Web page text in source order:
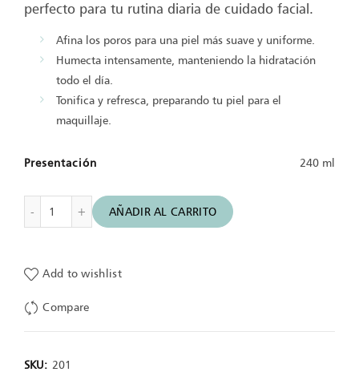
perfecto para tu rutina diaria de cuidado facial.
Afina los poros para una piel más suave y uniforme.
Humecta intensamente, manteniendo la hidratación
todo el día.
Tonifica y refresca, preparando tu piel para el
maquillaje.
Presentación 240 ml
Loción para Cutis Normal o Mixto - Lotion de Fraîcheur LFR
AÑADIR AL CARRITO
Add to wishlist
Compare
SKU: 201